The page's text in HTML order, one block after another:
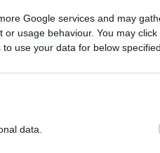
Google services and may
usage behaviour. You may
use your data for below
data.
όλες τις